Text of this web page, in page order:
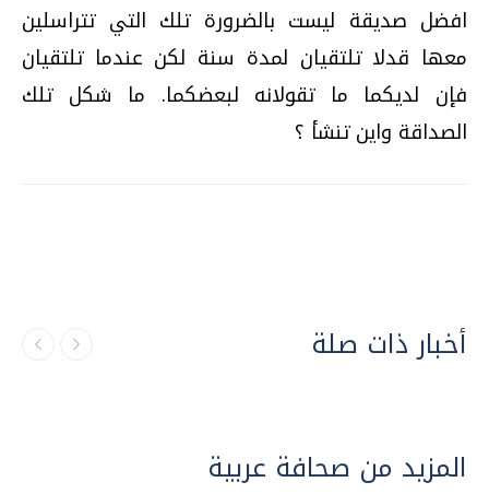
افضل صديقة ليست بالضرورة تلك التي تتراسلين
معها قدلا تلتقيان لمدة سنة لكن عندما تلتقيان
فإن لديكما ما تقولانه لبعضكما. ما شكل تلك
الصداقة واين تنشأ ؟
أخبار ذات صلة
المزيد من صحافة عربية